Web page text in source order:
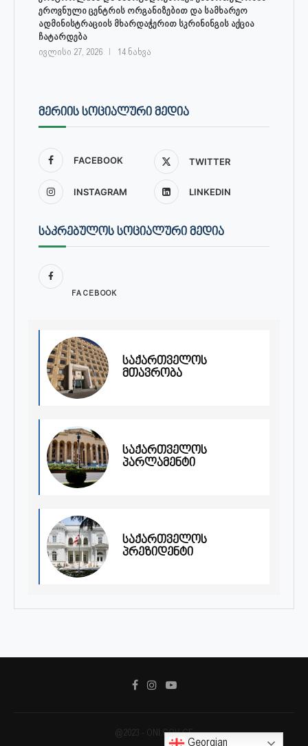
ეროვნული ცენტრის ორგანიზებით და სამხარეო
ადმინისტრაციის მხარდაჭერით სკრინინგის აქცია
ჩატარდება
ივლისი 27, 2026 14 ნახვა
ᲛᲔᲠᲘᲘᲡ ᲡᲝᲪᲘᲐᲚᲣᲠᲘ ᲛᲔᲓᲘᲐ
FACEBOOK TWITTER
INSTAGRAM LINKEDIN
ᲡᲐᲙᲠᲔᲑᲣᲚᲝᲡ ᲡᲝᲪᲘᲐᲚᲣᲠᲘ ᲛᲔᲓᲘᲐ
FACEBOOK
საქართველოს
მთავრობა
საქართველოს
პარლამენტი
საქართველოს
პრეზიდენტი
@2023 - ONI.GOV.GE
Georgian